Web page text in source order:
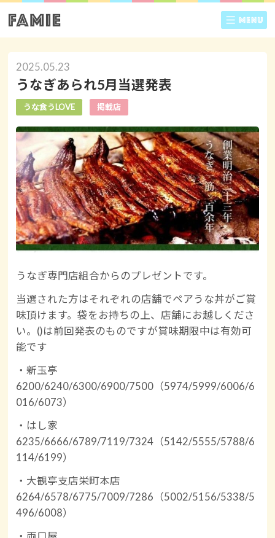
2025.05.23
うなぎあられ5月当選発表
うな食うLOVE 掲載店
うなぎ専門店組合からのプレゼントです。
当選された方はそれぞれの店舗でペアうな丼がご賞
味頂けます。袋をお持ちの上、店舗にお越しくださ
い。()は前回発表のものですが賞味期限中は有効可
能です
・新玉亭
6200/6240/6300/6900/7500（5974/5999/6006/6
016/6073）
・はし家
6235/6666/6789/7119/7324（5142/5555/5788/6
114/6199）
・大観亭支店栄町本店
6264/6578/6775/7009/7286（5002/5156/5338/5
496/6008）